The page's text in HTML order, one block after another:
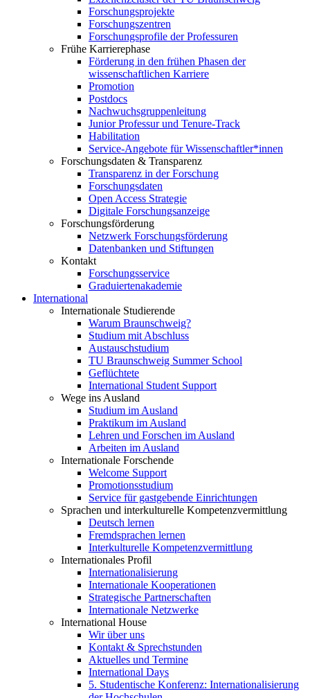
Forschungsprojekte
Forschungszentren
Forschungsprofile der Professuren
Frühe Karrierephase
Förderung in den frühen Phasen der
wissenschaftlichen Karriere
Promotion
Postdocs
Nachwuchsgruppenleitung
Junior Professur und Tenure-Track
Habilitation
Service-Angebote für Wissenschaftler*innen
Forschungsdaten & Transparenz
Transparenz in der Forschung
Forschungsdaten
Open Access Strategie
Digitale Forschungsanzeige
Forschungsförderung
Netzwerk Forschungsförderung
Datenbanken und Stiftungen
Kontakt
Forschungsservice
Graduiertenakademie
International
Internationale Studierende
Warum Braunschweig?
Studium mit Abschluss
Austauschstudium
TU Braunschweig Summer School
Geflüchtete
International Student Support
Wege ins Ausland
Studium im Ausland
Praktikum im Ausland
Lehren und Forschen im Ausland
Arbeiten im Ausland
Internationale Forschende
Welcome Support
Promotionsstudium
Service für gastgebende Einrichtungen
Sprachen und interkulturelle Kompetenzvermittlung
Deutsch lernen
Fremdsprachen lernen
Interkulturelle Kompetenzvermittlung
Internationales Profil
Internationalisierung
Internationale Kooperationen
Strategische Partnerschaften
Internationale Netzwerke
International House
Wir über uns
Kontakt & Sprechstunden
Aktuelles und Termine
International Days
5. Studentische Konferenz: Internationalisierung